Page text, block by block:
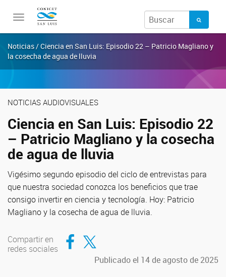
Toggle
Noticias / Ciencia en San Luis: Episodio 22 – Patricio Magliano y
la cosecha de agua de lluvia
NOTICIAS AUDIOVISUALES
Ciencia en San Luis: Episodio 22
– Patricio Magliano y la cosecha
de agua de lluvia
Vigésimo segundo episodio del ciclo de entrevistas para
que nuestra sociedad conozca los beneficios que trae
consigo invertir en ciencia y tecnología. Hoy: Patricio
Magliano y la cosecha de agua de lluvia.
Compartir en
redes sociales
Compartir en Facebook
Compartir en Twitter
Publicado el 14 de agosto de 2025